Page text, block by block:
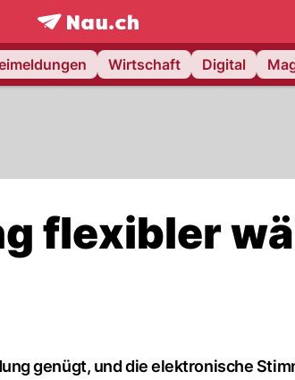
frontpage.NAU.ch
Wirtschaft Digital
flexibler
genügt, und die elektronische